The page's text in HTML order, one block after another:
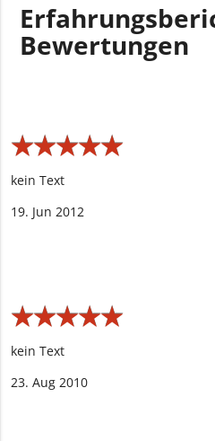
Bewertungen
★★★★★
★★★★★
kein Text
19. Jun 2012
★★★★★
★★★★★
kein Text
23. Aug 2010